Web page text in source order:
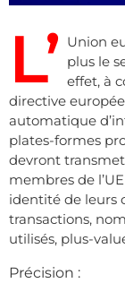
L’ Union
plus le
effet, à
directive
automatique
plates-formes
devront
membres de
identité de leurs
transactions,
utilisés, plus-
Précision :